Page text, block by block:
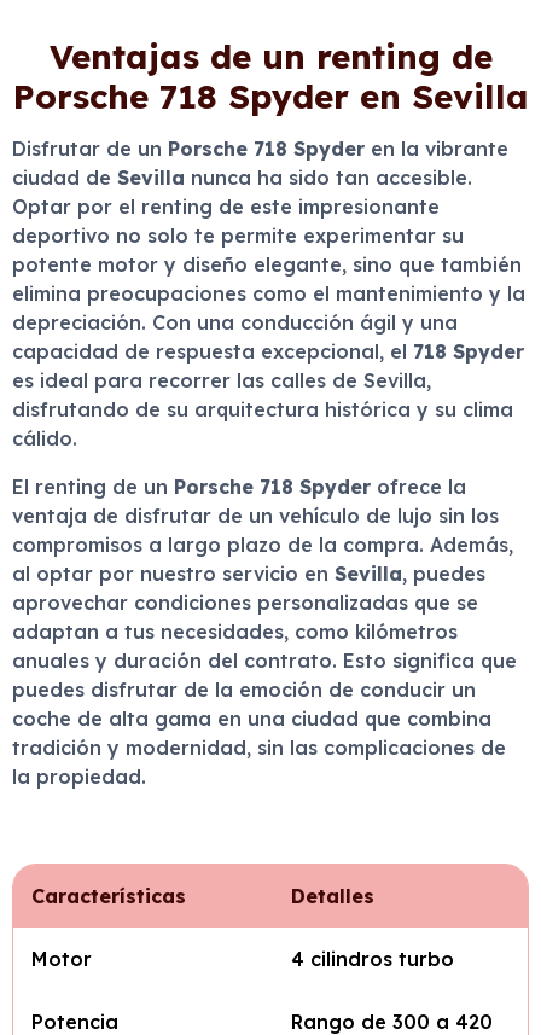
Ventajas de un renting de
Porsche 718 Spyder en Sevilla
Disfrutar de un Porsche 718 Spyder en la vibrante
ciudad de Sevilla nunca ha sido tan accesible.
Optar por el renting de este impresionante
deportivo no solo te permite experimentar su
potente motor y diseño elegante, sino que también
elimina preocupaciones como el mantenimiento y la
depreciación. Con una conducción ágil y una
capacidad de respuesta excepcional, el 718 Spyder
es ideal para recorrer las calles de Sevilla,
disfrutando de su arquitectura histórica y su clima
cálido.
El renting de un Porsche 718 Spyder ofrece la
ventaja de disfrutar de un vehículo de lujo sin los
compromisos a largo plazo de la compra. Además,
al optar por nuestro servicio en Sevilla, puedes
aprovechar condiciones personalizadas que se
adaptan a tus necesidades, como kilómetros
anuales y duración del contrato. Esto significa que
puedes disfrutar de la emoción de conducir un
coche de alta gama en una ciudad que combina
tradición y modernidad, sin las complicaciones de
la propiedad.
Características Detalles
Motor 4 cilindros turbo
Potencia
Rango de 300 a 420